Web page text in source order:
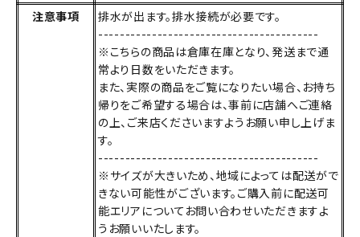
注意事項
排水が出ます。排水接続が必要です。
-----------------------------------------
※こちらの商品は倉庫在庫となり、発送まで通
常より日数をいただきます。
また、実際の商品をご覧になりたい場合、お持ち
帰りをご希望する場合は、事前に店舗へご連絡
の上、ご来店くださいますようお願い申し上げま
す。
-----------------------------------------
※サイズが大きいため、地域によっては配送がで
きない可能性がございます。ご購入前に配送可
能エリアについてお問い合わせいただきますよ
うお願いいたします。